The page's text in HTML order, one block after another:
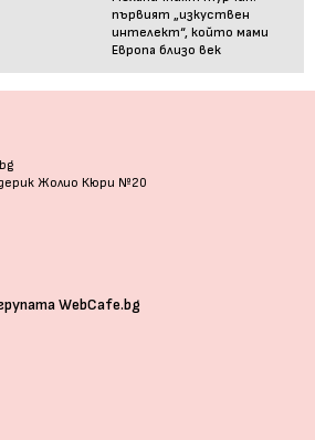
първият „изкуствен
интелект“, който мами
Европа близо век
Жолио Кюри №20
WebCafe.bg